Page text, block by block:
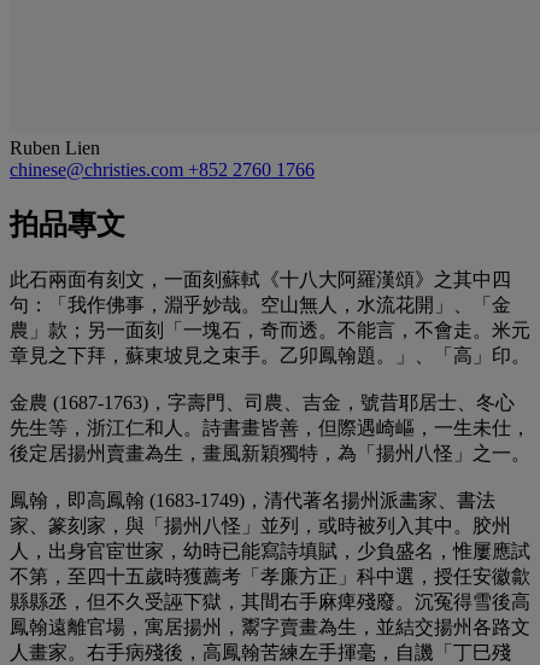
Ruben Lien
chinese@christies.com +852 2760 1766
拍品專文
此石兩面有刻文，一面刻蘇軾《十八大阿羅漢頌》之其中四
句：「我作佛事，淵乎妙哉。空山無人，水流花開」、「金
農」款；另一面刻「一塊石，奇而透。不能言，不會走。米元
章見之下拜，蘇東坡見之束手。乙卯鳳翰題。」、「高」印。
金農 (1687-1763)，字壽門、司農、吉金，號昔耶居士、冬心
先生等，浙江仁和人。詩書畫皆善，但際遇崎嶇，一生未仕，
後定居揚州賣畫為生，畫風新穎獨特，為「揚州八怪」之一。
鳳翰，即高鳳翰 (1683-1749)，清代著名揚州派畵家、書法
家、篆刻家，與「揚州八怪」並列，或時被列入其中。胶州
人，出身官宦世家，幼時已能寫詩填賦，少負盛名，惟屢應試
不第，至四十五歲時獲薦考「孝廉方正」科中選，授任安徽歙
縣縣丞，但不久受誣下獄，其間右手麻痺殘廢。沉冤得雪後高
鳳翰遠離官場，寓居揚州，鬻字賣畫為生，並結交揚州各路文
人畫家。右手病殘後，高鳳翰苦練左手揮毫，自譏「丁巳殘